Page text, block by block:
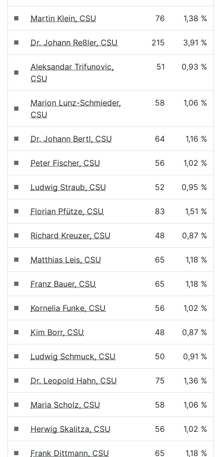
Martin Klein, CSU 76 1,38 %
Dr. Johann Reßler, CSU 215 3,91 %
Aleksandar Trifunovic,
CSU
51 0,93 %
Marion Lunz-Schmieder,
CSU
58 1,06 %
Dr. Johann Bertl, CSU 64 1,16 %
Peter Fischer, CSU 56 1,02 %
Ludwig Straub, CSU 52 0,95 %
Florian Pfütze, CSU 83 1,51 %
Richard Kreuzer, CSU 48 0,87 %
Matthias Leis, CSU 65 1,18 %
Franz Bauer, CSU 65 1,18 %
Kornelia Funke, CSU 56 1,02 %
Kim Borr, CSU 48 0,87 %
Ludwig Schmuck, CSU 50 0,91 %
Dr. Leopold Hahn, CSU 75 1,36 %
Maria Scholz, CSU 58 1,06 %
Herwig Skalitza, CSU 56 1,02 %
Frank Dittmann, CSU 65 1,18 %